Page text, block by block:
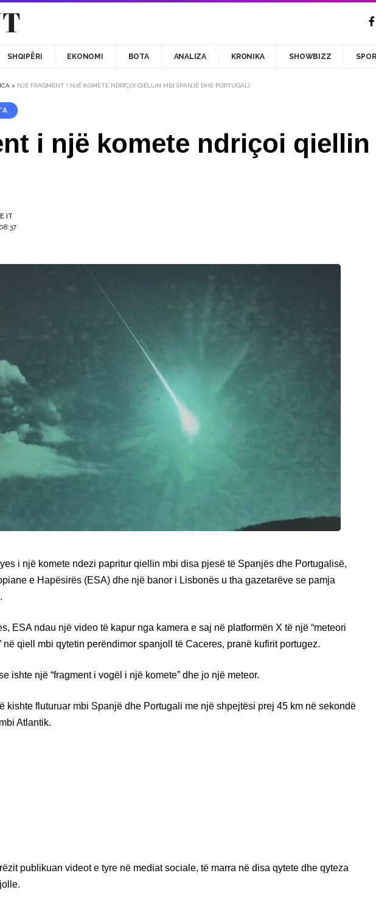
SHQIPËRI EKONOMI BOTA ANALIZA KRONIKA SHOWBIZZ
> NJË FRAGMENT I NJË KOMETE NDRIÇOI QIELLIN MBI SPANJË DHE PORTUGALI
i një komete ndriçoi
i një komete ndezi papritur qiellin mbi disa pjesë të Spanjës dhe Portugalisë,
e Hapësirës (ESA) dhe një banor i Lisbonës u tha gazetarëve se pamja
ESA ndau një video të kapur nga kamera e saj në platformën X të një “meteori
në qiell mbi qytetin perëndimor spanjoll të Caceres, pranë kufirit portugez.
ishte një “fragment i vogël i një komete” dhe jo një meteor.
kishte fluturuar mbi Spanjë dhe Portugali me një shpejtësi prej 45 km në sekondë
Atlantik.
publikuan videot e tyre në mediat sociale, të marra në disa qytete dhe qyteza